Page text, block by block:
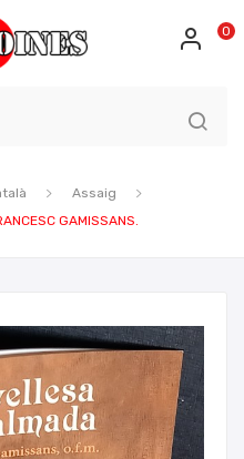
0
Assaig
GAMISSANS.